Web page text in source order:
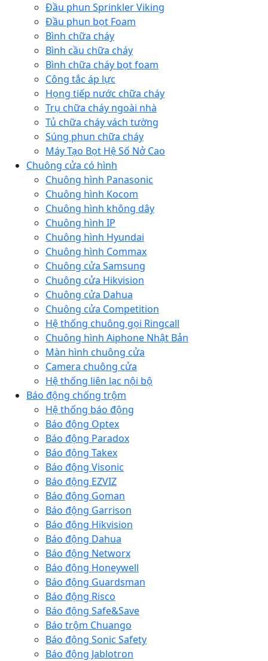
Đầu phun Sprinkler Viking
Đầu phun bọt Foam
Bình chữa cháy
Bình cầu chữa cháy
Bình chữa cháy bọt foam
Công tắc áp lực
Họng tiếp nước chữa cháy
Trụ chữa cháy ngoài nhà
Tủ chữa cháy vách tường
Súng phun chữa cháy
Máy Tạo Bọt Hệ Số Nở Cao
Chuông cửa có hình
Chuông hình Panasonic
Chuông hình Kocom
Chuông hình không dây
Chuông hình IP
Chuông hình Hyundai
Chuông hình Commax
Chuông cửa Samsung
Chuông cửa Hikvision
Chuông cửa Dahua
Chuông cửa Competition
Hệ thống chuông gọi Ringcall
Chuông hình Aiphone Nhật Bản
Màn hình chuông cửa
Camera chuông cửa
Hệ thống liên lạc nội bộ
Báo động chống trộm
Hệ thống báo động
Báo động Optex
Báo động Paradox
Báo động Takex
Báo động Visonic
Báo động EZVIZ
Báo động Goman
Báo động Garrison
Báo động Hikvision
Báo động Dahua
Báo động Networx
Báo động Honeywell
Báo động Guardsman
Báo động Risco
Báo động Safe&Save
Báo trộm Chuango
Báo động Sonic Safety
Báo động Jablotron